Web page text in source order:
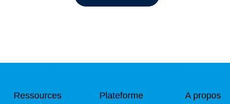
Ressources Plateforme A propos